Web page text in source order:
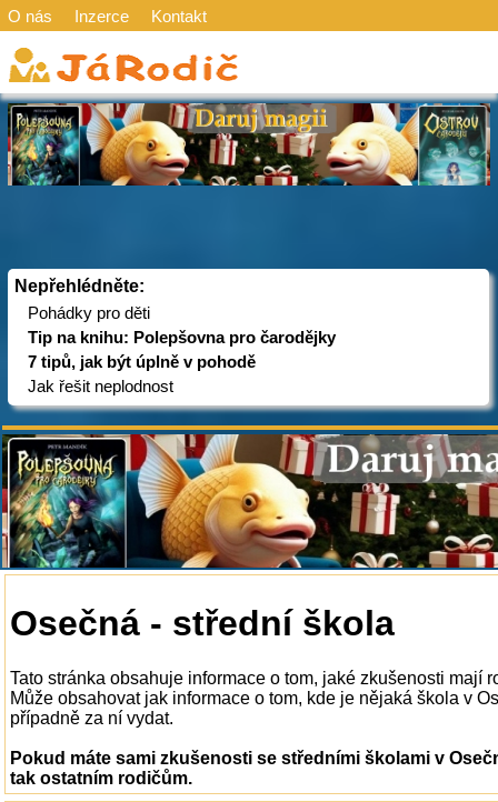
O nás Inzerce Kontakt
Nepřehlédněte:
Pohádky pro děti
Tip na knihu: Polepšovna pro čarodějky
7 tipů, jak být úplně v pohodě
Jak řešit neplodnost
Osečná - střední škola
Tato stránka obsahuje informace o tom, jaké zkušenosti mají
Může obsahovat jak informace o tom, kde je nějaká škola v
případně za ní vydat.
Pokud máte sami zkušenosti se středními školami v
tak ostatním rodičům.